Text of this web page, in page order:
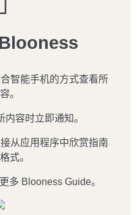
智能手机的方式查看所
。
内容时立即通知。
从应用程序中欣赏指南
式。
多 Blooness Guide。